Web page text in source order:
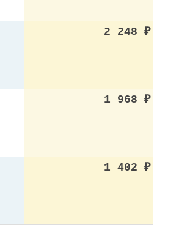
2 248 ₽
1 968 ₽
1 402 ₽